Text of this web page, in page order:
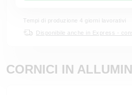
Tempi di produzione 4 giorni lavorativi
Disponibile anche in Express -
CORNICI IN